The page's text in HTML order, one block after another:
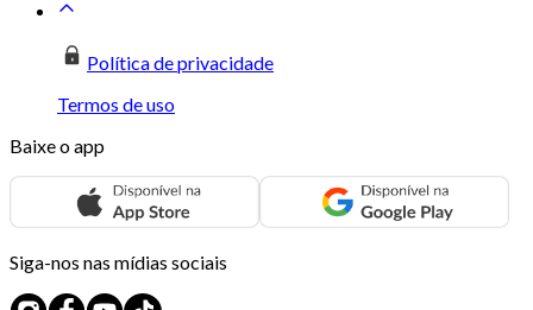
Política de privacidade
Termos de uso
Baixe o app
Siga-nos nas mídias sociais